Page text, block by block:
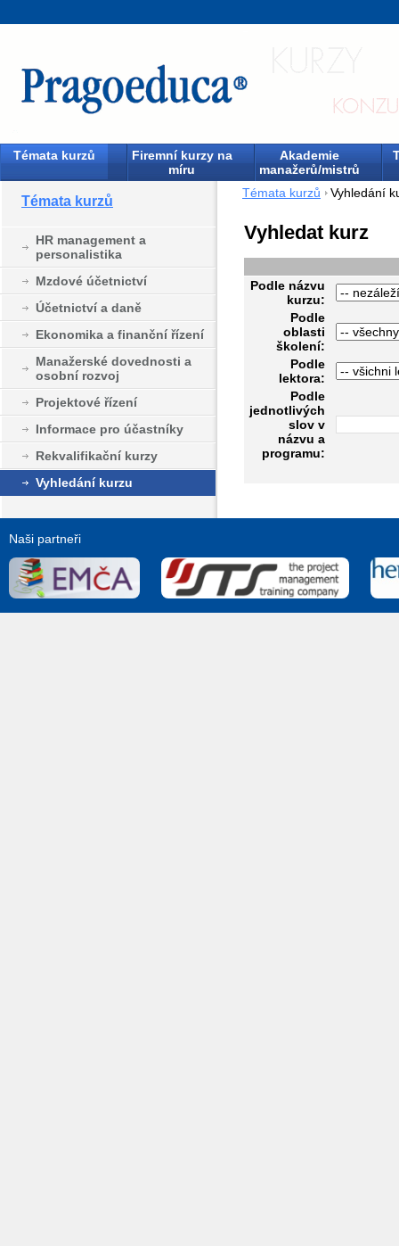
Témata kurzů
Firemní kurzy na
míru
Akademie
manažerů/mistrů
Témata kurzů
HR management a
personalistika
Mzdové účetnictví
Účetnictví a daně
Ekonomika a finanční řízení
Manažerské dovednosti a
osobní rozvoj
Projektové řízení
Informace pro účastníky
Rekvalifikační kurzy
Vyhledání kurzu
Témata kurzů Vyhledání
Vyhledat kurz
Podle názvu
kurzu:
Podle
oblasti
školení:
Podle
lektora:
Podle
jednotlivých
slov v
názvu a
programu:
Naši partneři